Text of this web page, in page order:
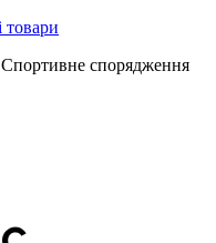
Спортивне спорядження